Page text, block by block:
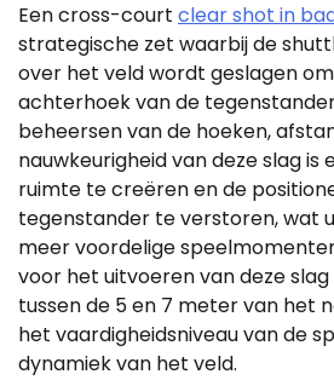
Een cross-court clear shot in
strategische zet waarbij de
over het veld wordt geslagen
achterhoek van de
beheersen van de hoeken,
nauwkeurigheid van deze slag is
ruimte te creëren en de
tegenstander te verstoren, wat
meer voordelige
voor het uitvoeren van deze
tussen de 5 en 7 meter van het
het vaardigheidsniveau van de
dynamiek van het veld.